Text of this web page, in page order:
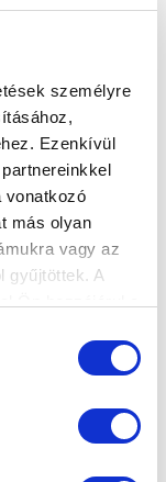
személyre
Ezenkívül
vonatkozó
más olyan
vagy az
gyűjtöttek. A